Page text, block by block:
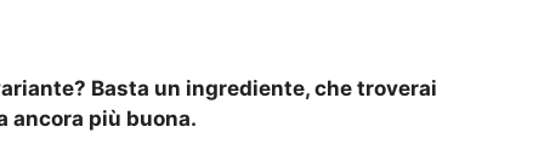
Basta un ingrediente, che troverai
ancora più buona.